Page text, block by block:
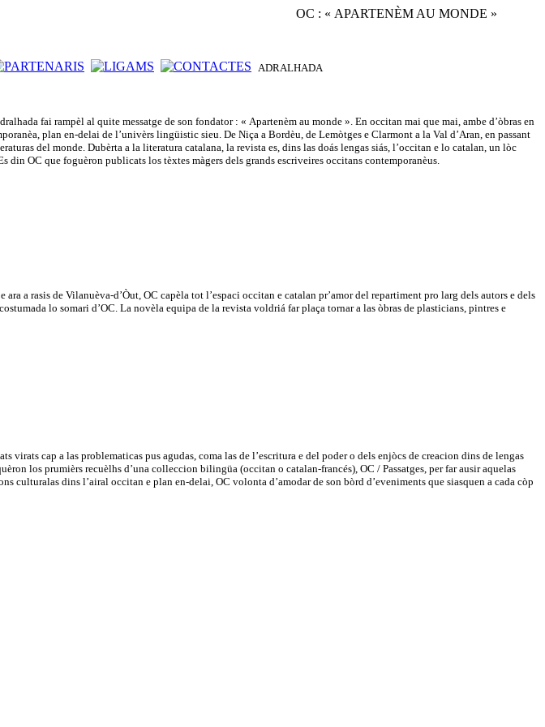
OC : « APARTENÈM AU MONDE »
ADRALHADA
fai rampèl al quite messatge de son fondator : « Apartenèm au monde ». En occitan mai que mai, ambe d’òbras en
plan en-delai de l’univèrs lingüistic sieu. De Niça a Bordèu, de Lemòtges e Clarmont a la Val d’Aran, en passant
del monde. Dubèrta a la literatura catalana, la revista es, dins las doás lengas siás, l’occitan e lo catalan, un lòc
OC que foguèron publicats los tèxtes màgers dels grands escriveires occitans contemporanèus.
a rasis de Vilanuèva-d’Òut, OC capèla tot l’espaci occitan e catalan pr’amor del repartiment pro larg dels autors e dels
lo somari d’OC. La novèla equipa de la revista voldriá far plaça tornar a las òbras de plasticians, pintres e
virats cap a las problematicas pus agudas, coma las de l’escritura e del poder o dels enjòcs de creacion dins de lengas
los prumièrs recuèlhs d’una colleccion bilingüa (occitan o catalan-francés), OC / Passatges, per far ausir aquelas
dins l’airal occitan e plan en-delai, OC volonta d’amodar de son bòrd d’eveniments que siasquen a cada còp